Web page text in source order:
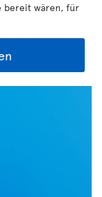
bereit wären, für